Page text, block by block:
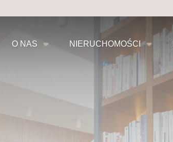
O NAS
NIERUCHOMOŚCI